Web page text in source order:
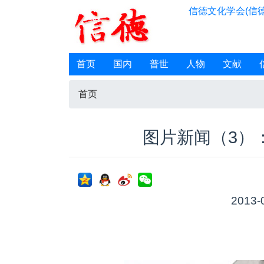
信德文化学会(信
首页 国内 普世 人物 文献
首页
图片新闻（3
2013-